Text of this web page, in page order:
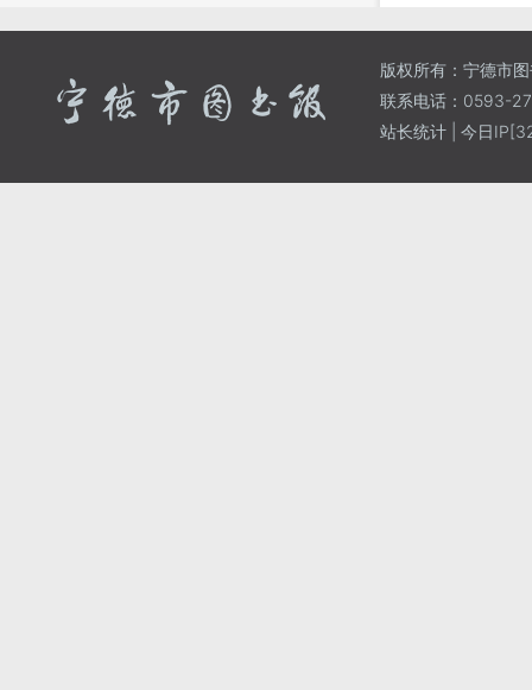
版权所有：宁德市
联系电话：0593-
站长统计 | 今日